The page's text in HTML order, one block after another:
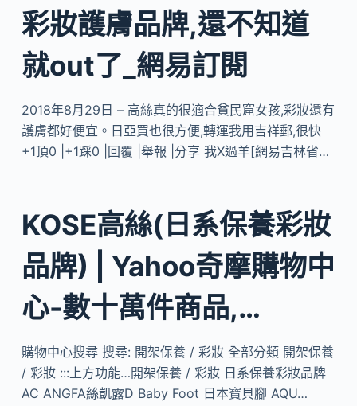
彩妝護膚品牌,還不知道
就out了_網易訂閱
2018年8月29日 – 高絲真的很適合貧民窟女孩,彩妝還有
護膚都好便宜。日亞買也很方便,轉運我用吉祥郵,很快
+1頂0 |+1踩0 |回覆 |舉報 |分享 我X過羊[網易吉林省…
KOSE高絲(日系保養彩妝
品牌) | Yahoo奇摩購物中
心-數十萬件商品,…
購物中心搜尋 搜尋: 開架保養 / 彩妝 全部分類 開架保養
/ 彩妝 :::上方功能…開架保養 / 彩妝 日系保養彩妝品牌
AC ANGFA絲凱露D Baby Foot 日本寶貝腳 AQU…